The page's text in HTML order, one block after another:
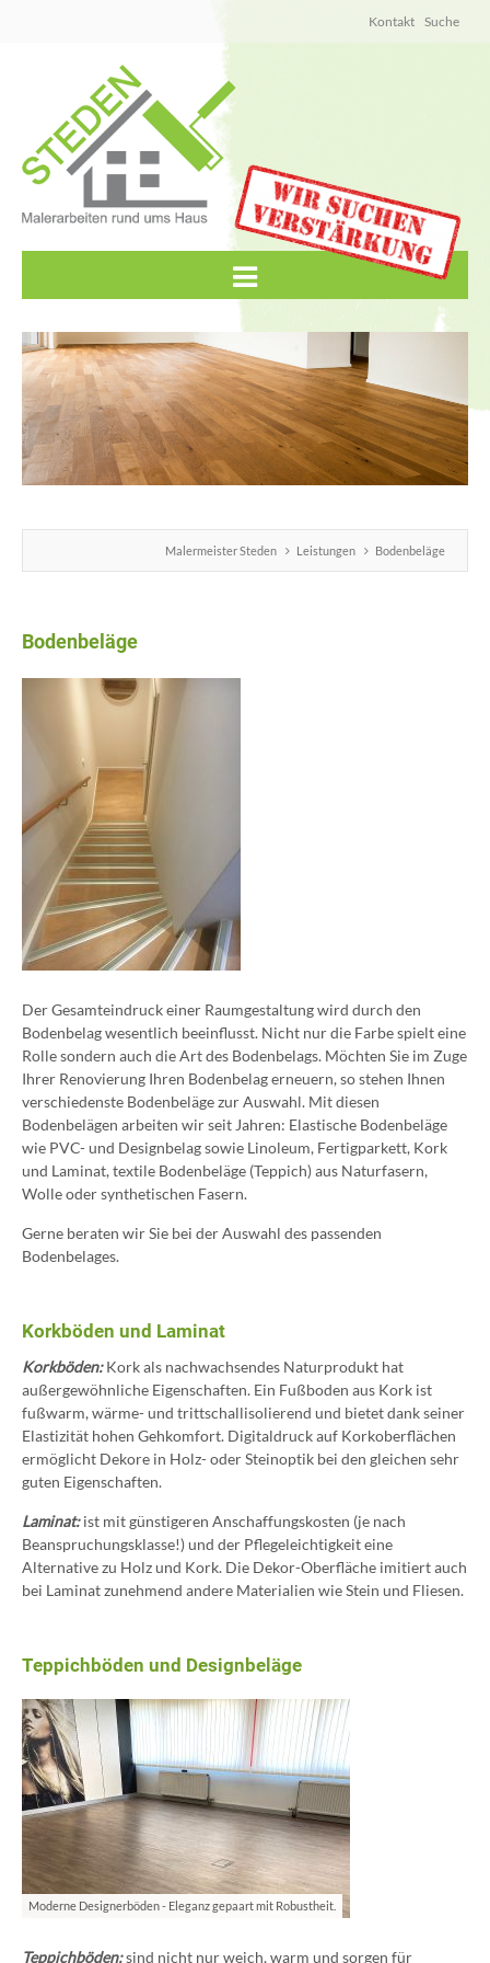
Kontakt Suche
Malermeister Steden Leistungen Bodenbeläge
Bodenbeläge
Der Gesamteindruck einer Raumgestaltung wird durch den
Bodenbelag wesentlich beeinflusst. Nicht nur die Farbe spielt eine
Rolle sondern auch die Art des Bodenbelags. Möchten Sie im Zuge
Ihrer Renovierung Ihren Bodenbelag erneuern, so stehen Ihnen
verschiedenste Bodenbeläge zur Auswahl. Mit diesen
Bodenbelägen arbeiten wir seit Jahren: Elastische Bodenbeläge
wie PVC- und Designbelag sowie Linoleum, Fertigparkett, Kork
und Laminat, textile Bodenbeläge (Teppich) aus Naturfasern,
Wolle oder synthetischen Fasern.
Gerne beraten wir Sie bei der Auswahl des passenden
Bodenbelages.
Korkböden und Laminat
Korkböden:Kork als nachwachsendes Naturprodukt hat
außergewöhnliche Eigenschaften. Ein Fußboden aus Kork ist
fußwarm, wärme- und trittschallisolierend und bietet dank seiner
Elastizität hohen Gehkomfort. Digitaldruck auf Korkoberflächen
ermöglicht Dekore in Holz- oder Steinoptik bei den gleichen sehr
guten Eigenschaften.
Laminat:ist mit günstigeren Anschaffungskosten (je nach
Beanspruchungsklasse!) und der Pflegeleichtigkeit eine
Alternative zu Holz und Kork. Die Dekor-Oberfläche imitiert auch
bei Laminat zunehmend andere Materialien wie Stein und Fliesen.
Teppichböden und Designbeläge
Moderne Designerböden - Eleganz gepaart mit Robustheit.
Teppichböden:sind nicht nur weich, warm und sorgen für